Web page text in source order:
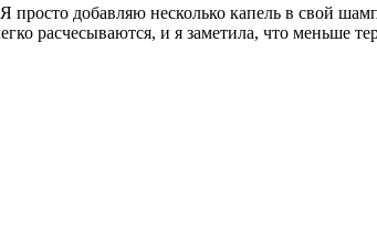
добавляю несколько капель в свой
расчесываются, и я заметила, что меньше